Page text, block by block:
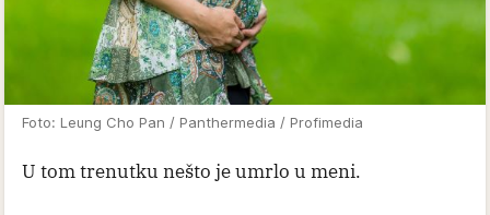
Foto: Leung Cho Pan / Panthermedia / Profimedia
U tom trenutku nešto je umrlo u meni.